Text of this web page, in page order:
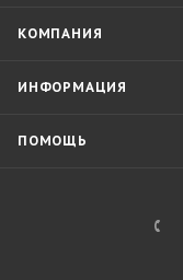
КОМПАНИЯ
ИНФОРМАЦИЯ
ПОМОЩЬ